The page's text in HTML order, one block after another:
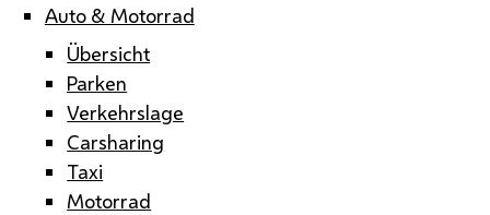
Auto & Motorrad
Übersicht
Parken
Verkehrslage
Carsharing
Taxi
Motorrad